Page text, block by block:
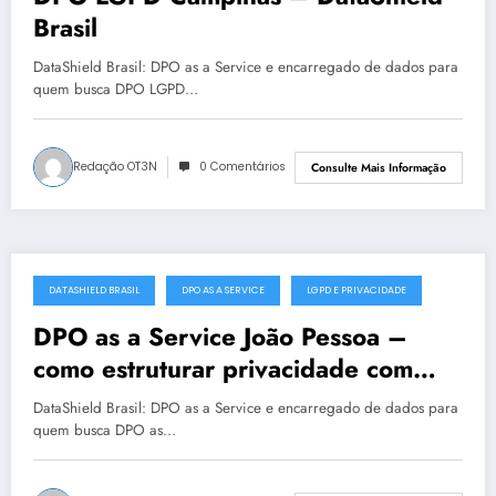
Brasil
DataShield Brasil: DPO as a Service e encarregado de dados para
quem busca DPO LGPD…
Redação OT3N 0 Comentários Consulte Mais Informação
junho 28, 2025
DATASHIELD BRASIL DPO AS A SERVICE LGPD E PRIVACIDADE
DPO as a Service João Pessoa –
como estruturar privacidade com
segurança
DataShield Brasil: DPO as a Service e encarregado de dados para
quem busca DPO as…